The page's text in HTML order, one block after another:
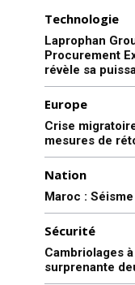
Technologie
Laprophan
Procurement
révèle sa
Europe
Crise
mesures de
Nation
Maroc :
Sécurité
Cambriolages
surprenante